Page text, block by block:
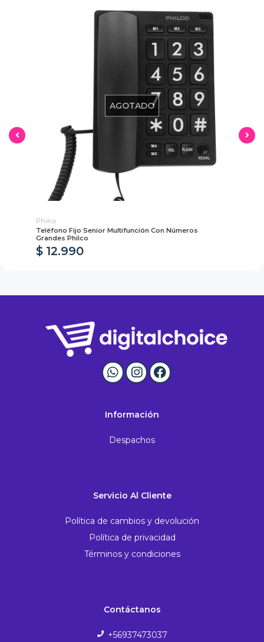
AGOTADO
Philco
Teléfono Fijo Senior Multifunción Con Números
Grandes Philco
$ 12.990
Información
Despachos
Servicio Al Cliente
Política de cambios y devolución
Política de privacidad
Términos y condiciones
Contáctanos
+56937473037